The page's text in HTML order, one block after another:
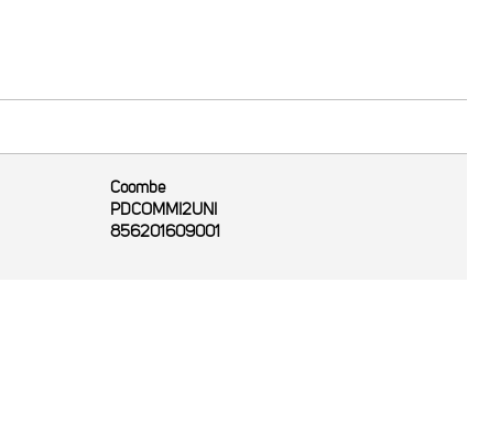
Coombe
PDCOMMI2UNI
856201609001